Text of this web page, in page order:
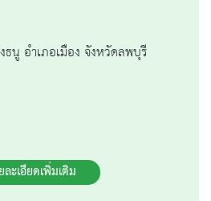
ธนู อำเภอเมือง จังหวัดลพบุรี
ละเอียดเพิ่มเติม